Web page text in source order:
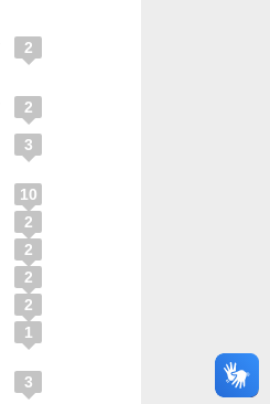
2
2
3
10
2
2
2
2
1
3